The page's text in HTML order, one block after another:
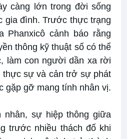
càng lớn trong đời sống
gia đình. Trước thực trạng
Phanxicô cảnh báo rằng
thông kỹ thuật số có thể
làm con người dần xa rời
sự và cản trở sự phát
gặp gỡ mang tính nhân vị.
nhân, sự hiệp thông giữa
trước nhiều thách đố khi